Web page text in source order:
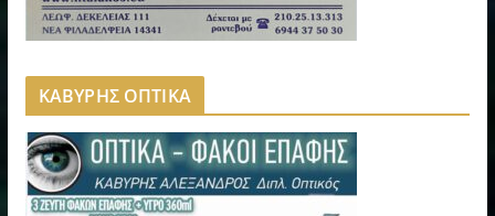
ΚΑΒΥΡΗΣ ΟΠΤΙΚΑ